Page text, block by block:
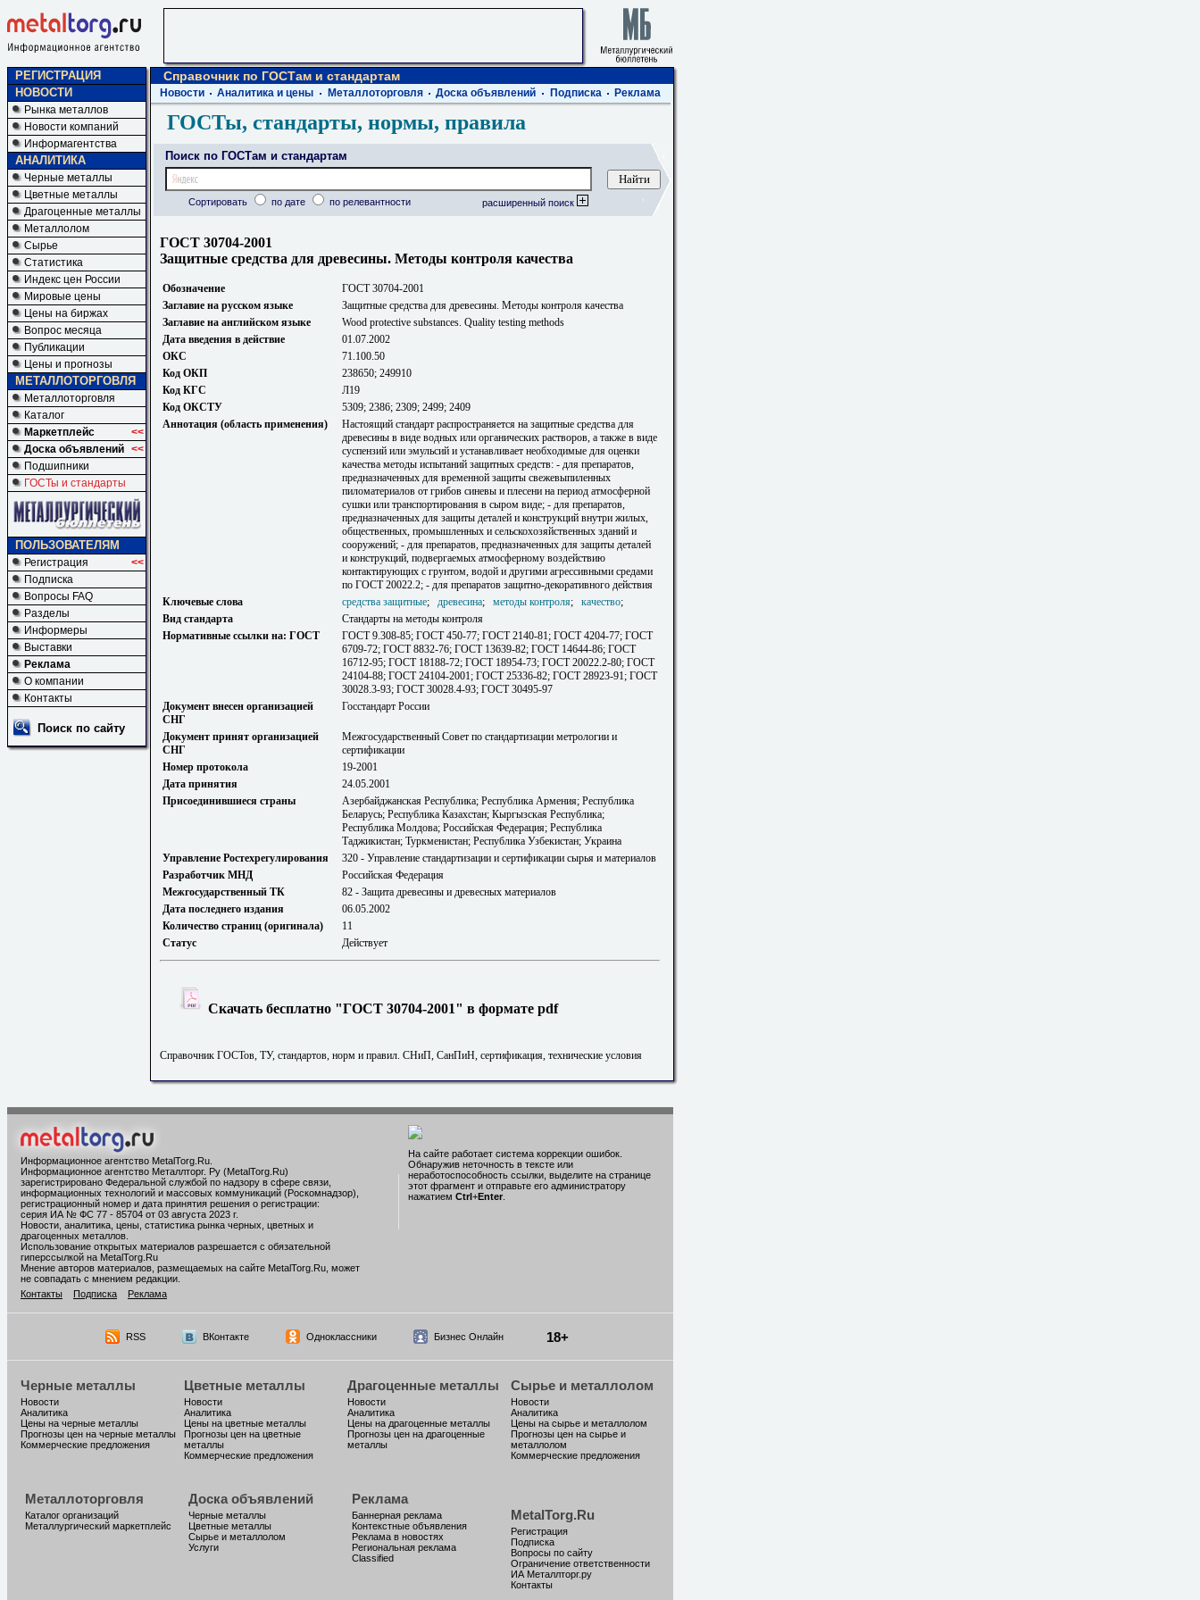
РЕГИСТРАЦИЯ
НОВОСТИ
Рынка металлов
Новости компаний
Информагентства
АНАЛИТИКА
Черные металлы
Цветные металлы
Драгоценные металлы
Металлолом
Сырье
Статистика
Индекс цен России
Мировые цены
Цены на биржах
Вопрос месяца
Публикации
Цены и прогнозы
МЕТАЛЛОТОРГОВЛЯ
Металлоторговля
Каталог
Маркетплейс
<<
Доска объявлений <<
Подшипники
ГОСТы и стандарты
ПОЛЬЗОВАТЕЛЯМ
Регистрация
<<
Подписка
Вопросы FAQ
Разделы
Информеры
Выставки
Реклама
О компании
Контакты
Поиск по сайту
Справочник по ГОСТам и стандартам
Новости Аналитика и цены Металлоторговля Доска объявлений Подписка Реклама
ГОСТы, стандарты, нормы, правила
Поиск по ГОСТам и стандартам
Сортировать по дате по релевантности расширенный поиск
ГОСТ 30704-2001
Защитные средства для древесины. Методы контроля качества
Обозначение
ГОСТ 30704-2001
Заглавие на русском языке
Защитные средства для древесины. Методы контроля качества
Заглавие на английском языке
Wood protective substances. Quality testing methods
Дата введения в действие
01.07.2002
ОКС
71.100.50
Код ОКП
238650; 249910
Код КГС
Л19
Код ОКСТУ
5309; 2386; 2309; 2499; 2409
Аннотация (область применения)
Настоящий стандарт распространяется на защитные средства для
древесины в виде водных или органических растворов, а также в виде
суспензий или эмульсий и устанавливает необходимые для оценки
качества методы испытаний защитных средств: - для препаратов,
предназначенных для временной защиты свежевыпиленных
пиломатериалов от грибов синевы и плесени на период атмосферной
сушки или транспортирования в сыром виде; - для препаратов,
предназначенных для защиты деталей и конструкций внутри жилых,
общественных, промышленных и сельскохозяйственных зданий и
сооружений; - для препаратов, предназначенных для защиты деталей
и конструкций, подвергаемых атмосферному воздействию
контактирующих с грунтом, водой и другими агрессивными средами
по ГОСТ 20022.2; - для препаратов защитно-декоративного действия
Ключевые слова
средства защитные; древесина; методы контроля; качество;
Вид стандарта
Стандарты на методы контроля
Нормативные ссылки на: ГОСТ
ГОСТ 9.308-85; ГОСТ 450-77; ГОСТ 2140-81; ГОСТ 4204-77; ГОСТ
6709-72; ГОСТ 8832-76; ГОСТ 13639-82; ГОСТ 14644-86; ГОСТ
16712-95; ГОСТ 18188-72; ГОСТ 18954-73; ГОСТ 20022.2-80; ГОСТ
24104-88; ГОСТ 24104-2001; ГОСТ 25336-82; ГОСТ 28923-91; ГОСТ
30028.3-93; ГОСТ 30028.4-93; ГОСТ 30495-97
Документ внесен организацией
СНГ
Госстандарт России
Документ принят организацией
СНГ
Межгосударственный Совет по стандартизации метрологии и
сертификации
Номер протокола
19-2001
Дата принятия
24.05.2001
Присоединившиеся страны
Азербайджанская Республика; Республика Армения; Республика
Беларусь; Республика Казахстан; Кыргызская Республика;
Республика Молдова; Российская Федерация; Республика
Таджикистан; Туркменистан; Республика Узбекистан; Украина
Управление Ростехрегулирования
320 - Управление стандартизации и сертификации сырья и материалов
Разработчик МНД
Российская Федерация
Межгосударственный ТК
82 - Защита древесины и древесных материалов
Дата последнего издания
06.05.2002
Количество страниц (оригинала)
11
Статус
Действует
Скачать бесплатно "ГОСТ 30704-2001" в формате pdf
Справочник ГОСТов, ТУ, стандартов, норм и правил. СНиП, СанПиН, сертификация, технические условия
Информационное агентство MetalTorg.Ru
Информационное агентство Металлторг. Ру (MetalTorg.Ru)
зарегистрировано Федеральной службой по надзору в сфере связи,
информационных технологий и массовых коммуникаций (Роскомнадзор),
регистрационный номер и дата принятия решения о регистрации:
серия ИА № ФС 77 - 85704 от 03 августа 2023 г.
Новости, аналитика, цены, статистика рынка черных, цветных и
драгоценных металлов.
Использование открытых материалов разрешается с обязательной
гиперссылкой на MetalTorg.Ru
Мнение авторов материалов, размещаемых на сайте MetalTorg.Ru, может
не совпадать с мнением редакции.
Контакты
Подписка Реклама
На сайте работает система коррекции ошибок.
Обнаружив неточность в тексте или
неработоспособность ссылки, выделите на странице
этот фрагмент и отправьте его администратору
нажатием Ctrl+Enter
RSS ВКонтакте Одноклассники Бизнес Онлайн 18+
Черные металлы
Новости
Аналитика
Цены на черные металлы
Прогнозы цен на черные металлы
Коммерческие предложения
Цветные металлы
Новости
Аналитика
Цены на цветные металлы
Прогнозы цен на цветные
металлы
Коммерческие предложения
Драгоценные металлы
Новости
Аналитика
Цены на драгоценные металлы
Прогнозы цен на драгоценные
металлы
Сырье и металлолом
Новости
Аналитика
Цены на сырье и металлолом
Прогнозы цен на сырье и
металлолом
Коммерческие предложения
Металлоторговля
Каталог организаций
Металлургический маркетплейс
Доска объявлений
Черные металлы
Цветные металлы
Сырье и металлолом
Услуги
Реклама
Баннерная реклама
Контекстные объявления
Реклама в новостях
Региональная реклама
Classified
MetalTorg.Ru
Регистрация
Подписка
Вопросы по сайту
Ограничение ответственности
ИА Металлторг.ру
Контакты